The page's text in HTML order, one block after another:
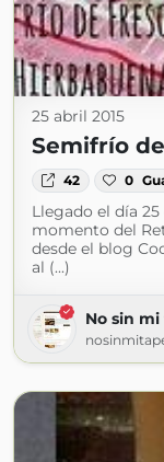
25 abril 2015
Semifrío
42 0
Llegado el día
momento del
desde el blog
al (...)
No sin